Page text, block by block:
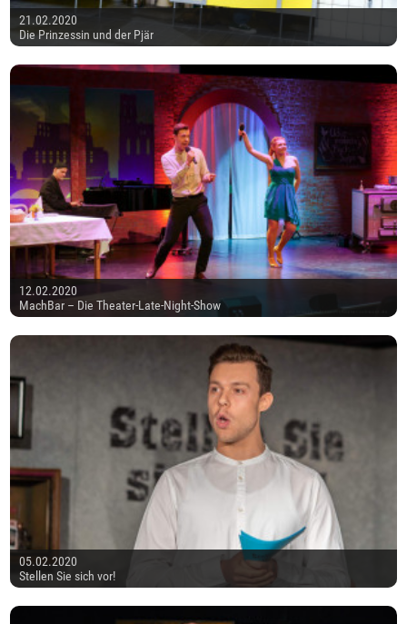
21.02.2020
Die Prinzessin und der Pjär
12.02.2020
MachBar – Die Theater-Late-Night-Show
05.02.2020
Stellen Sie sich vor!